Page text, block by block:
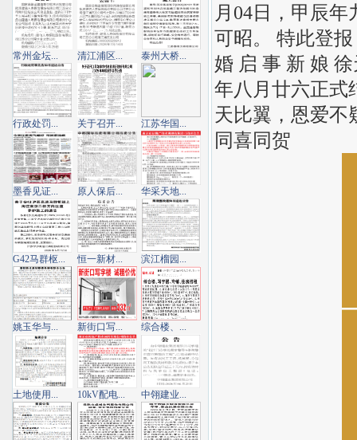
月04日，甲辰
可昭。 特此登
婚 启 事 新 娘
年八月廿六正式
天比翼，恩爱不
同喜同贺
常州金坛... 清江浦区... 泰州大桥...
行政处罚... 关于召开... 江苏华国...
墨香见证... 原人保后... 华采天地...
G42马群枢... 恒一新材... 滨江榴园...
姚玉华与... 新街口写... 综合楼、...
土地使用... 10kV配电... 中翎建业...